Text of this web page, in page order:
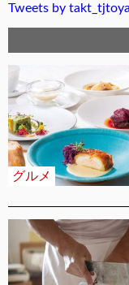
Tweets by
グルメ